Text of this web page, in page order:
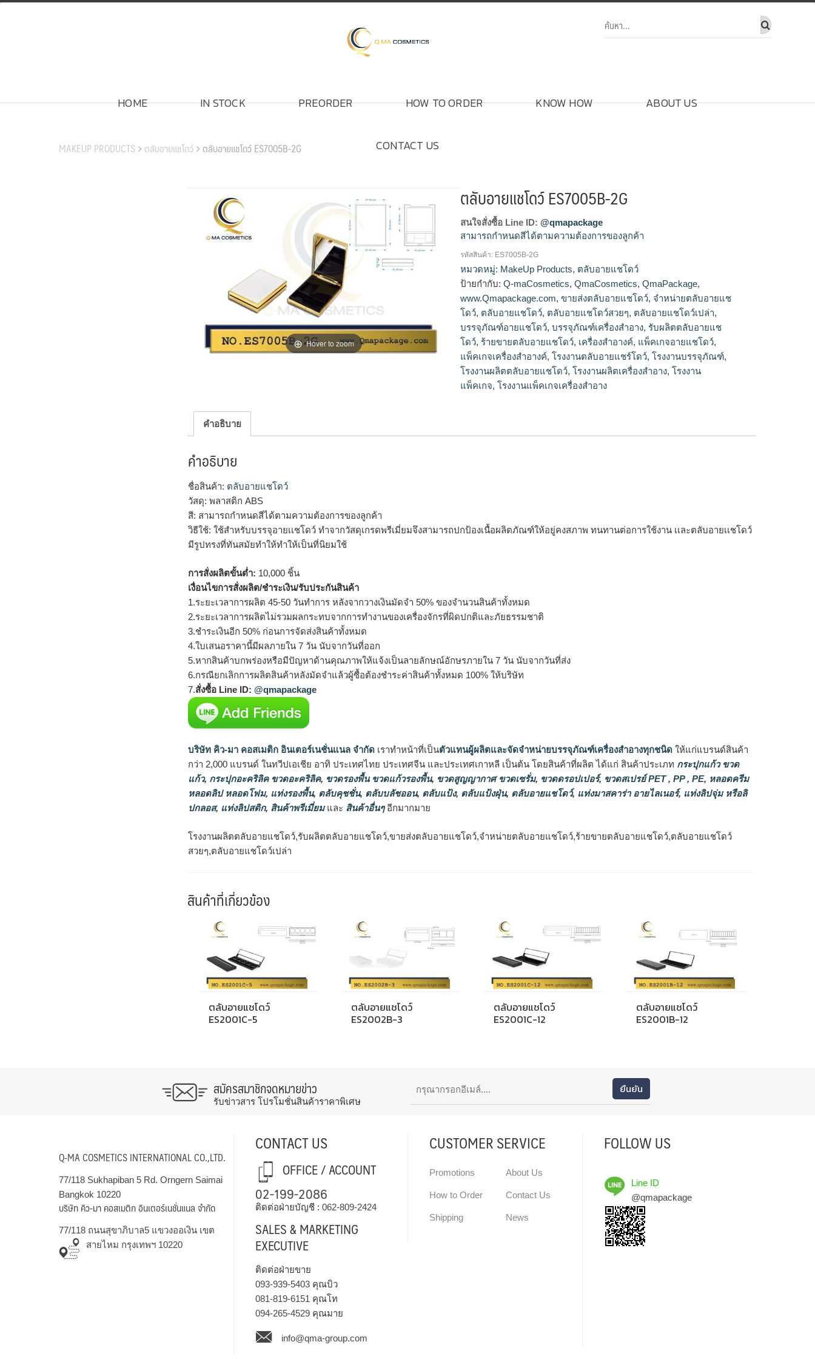
Skip
HOME IN STOCK PREORDER HOW TO ORDER KNOW HOW ABOUT US
CONTACT US
MAKEUP PRODUCTS ตลับอายแชโดว์ ตลับอายแชโดว์ ES7005B-2G
Hover to zoom
ตลับอายแชโดว์ ES7005B-2G
สนใจสั่งซื้อ Line ID: @qmapackage
สามารถกำหนดสีได้ตามความต้องการของลูกค้า
โรงงานผลิตตลับอายแชโดว์,รับผลิตตลับอายแชโดว์,ขายส่งตลับอายแช
โดว์,จำหน่ายตลับอายแชโดว์,ร้ายขายตลับอายแชโดว์,ตลับอายแชโดว์
สวยๆ,ตลับอายแชโดว์เปล่า
รหัสสินค้า: ES7005B-2G
หมวดหมู่: MakeUp Products, ตลับอายแชโดว์
ป้ายกำกับ:Q-maCosmetics,QmaCosmetics,QmaPackage,
www.Qmapackage.com,ขายส่งตลับอายแชโดว์, จำหน่ายตลับอายแช
โดว์, ตลับอายแชโดว์, ตลับอายแชโดว์สวยๆ, ตลับอายแชโดว์เปล่า,
บรรจุภัณฑ์อายแชโดว์,บรรจุภัณฑ์เครื่องสำอาง, รับผลิตตลับอายแช
โดว์, ร้ายขายตลับอายแชโดว์, เครื่องสำอางค์, แพ็คเกจอายแชโดว์,
แพ็คเกจเครื่องสำอางค์,โรงงานตลับอายแชร์โดว์,โรงงานบรรจุภัณฑ์,
โรงงานผลิตตลับอายแชโดว์,โรงงานผลิตเครื่องสำอาง,โรงงาน
แพ็คเกจ,โรงงานแพ็คเกจเครื่องสำอาง
คำอธิบาย
คำอธิบาย
ชื่อสินค้า: ตลับอายแชโดว์
วัสดุ: พลาสติก ABS
สี: สามารถกำหนดสีได้ตามความต้องการของลูกค้า
วิธีใช้: ใช้สำหรับบรรจุอายเเชโดว์ ทำจากวัสดุเกรดพรีเมี่ยมจึงสามารถปกป้องเนื้อผลิตภัณฑ์ให้อยู่คงสภาพ ทนทานต่อการใช้งาน เเละตลับอายเเชโดว์
มีรูปทรงที่ทันสมัยทำให้ทำให้เป็นที่นิยมใช้
การสั่งผลิตขั้นต่ำ: 10,000 ชิ้น
เงื่อนไขการสั่งผลิต/ชำระเงิน/รับประกันสินค้า
1.ระยะเวลาการผลิต 45-50 วันทำการ หลังจากวางเงินมัดจำ 50% ของจำนวนสินค้าทั้งหมด
2.ระยะเวลาการผลิตไม่รวมผลกระทบจากการทำงานของเครื่องจักรที่ผิดปกติและภัยธรรมชาติ
3.ชำระเงินอีก 50% ก่อนการจัดส่งสินค้าทั้งหมด
4.ใบเสนอราคานี้มีผลภายใน 7 วัน นับจากวันที่ออก
5.หากสินค้าบกพร่องหรือมีปัญหาด้านคุณภาพให้แจ้งเป็นลายลักษณ์อักษรภายใน 7 วัน นับจากวันที่ส่ง
6.กรณียกเลิกการผลิตสินค้าหลังมัดจำแล้วผู้ซื้อต้องชำระค่าสินค้าทั้งหมด 100% ให้บริษัท
7.สั่งซื้อ Line ID: @qmapackage
บริษัท คิว-มา คอสเมติก อินเตอร์เนชั่นแนล จำกัด เราทำหน้าที่เป็นตัวแทนผู้ผลิตและจัดจำหน่ายบรรจุภัณฑ์เครื่องสำอางทุกชนิด ให้แก่แบรนด์สินค้า
กว่า 2,000 แบรนด์ ในทวีปเอเชีย อาทิ ประเทศไทย ประเทศจีน และประเทศเกาหลี เป็นต้น โดยสินค้าที่ผลิต ได้แก่ สินค้าประเภท กระปุกแก้ว ขวด
แก้ว, กระปุกอะคริลิค ขวดอะคริลิค, ขวดรองพื้น ขวดแก้วรองพื้น, ขวดสูญญากาศ ขวดเซรั่ม, ขวดดรอปเปอร์, ขวดสเปรย์ PET , PP , PE, หลอดครีม
หลอดลิป หลอดโฟม, แท่งรองพื้น, ตลับคุชชั่น, ตลับบลัชออน, ตลับแป้ง, ตลับแป้งฝุ่น, ตลับอายแชโดว์, แท่งมาสคาร่า อายไลเนอร์, แท่งลิปจุ่ม หรือลิ
ปกลอส, แท่งลิปสติก, สินค้าพรีเมี่ยมและ สินค้าอื่นๆอีกมากมาย
โรงงานผลิตตลับอายแชโดว์,รับผลิตตลับอายแชโดว์,ขายส่งตลับอายแชโดว์,จำหน่ายตลับอายแชโดว์,ร้ายขายตลับอายแชโดว์,ตลับอายแชโดว์
สวยๆ,ตลับอายแชโดว์เปล่า
สินค้าที่เกี่ยวข้อง
ตลับอายแชโดว์
ES2001C-5
ตลับอายแชโดว์
ES2002B-3
ตลับอายแชโดว์
ES2001C-12
ตลับอายแชโดว์
ES2001B-12
สมัครสมาชิกจดหมายข่าว
รับข่าวสาร โปรโมชั่นสินค้าราคาพิเศษ
Q-MA COSMETICS INTERNATIONAL CO.,LTD.
77/118 Sukhapiban 5 Rd. Orngern Saimai
Bangkok 10220
บริษัท คิว-มา คอสเมติก อินเตอร์เนชั่นแนล จำกัด
77/118 ถนนสุขาภิบาล5 แขวงออเงิน เขต
สายไหม กรุงเทพฯ 10220
CONTACT US
OFFICE / ACCOUNT
02-199-2086
ติดต่อฝ่ายบัญชี : 062-809-2424
SALES & MARKETING
EXECUTIVE
ติดต่อฝ่ายขาย
093-939-5403คุณบิว
081-819-6151คุณโท
094-265-4529คุณมาย
info@qma-group.com
CUSTOMER SERVICE
Promotions
How to Order
Shipping
About Us
Contact Us
News
FOLLOW US
Line ID
@qmapackage